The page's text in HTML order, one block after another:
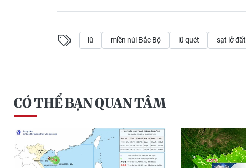
lũ miền núi Bắc Bộ lũ quét sạt lở đất
CÓ THỂ BẠN QUAN TÂM